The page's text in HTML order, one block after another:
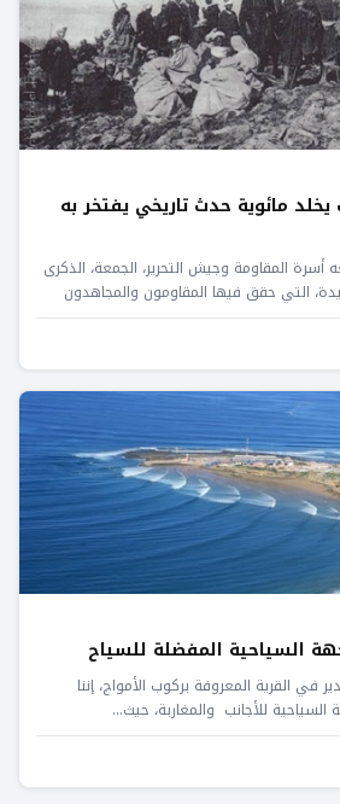
مائوية حدث تاريخي يفتخر به
أسرة المقاومة وجيش التحرير، الجمعة، الذكرى
التي حقق فيها المقاومون والمجاهدون
المفضلة للسياح
أكادير في القرية المعروفة بركوب الأمواج، إننا
للأجانب والمغاربة، حيث...